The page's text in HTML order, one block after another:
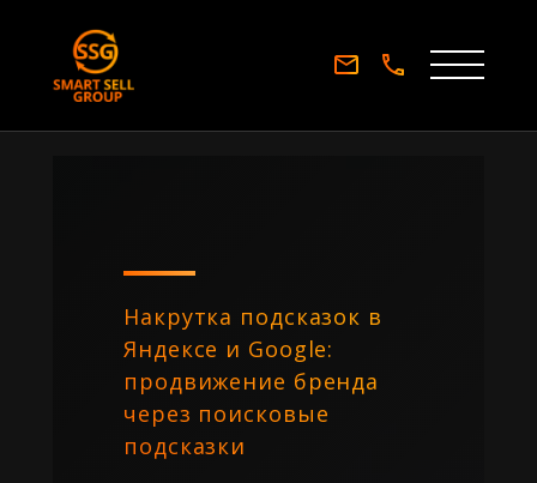
Накрутка подсказок в
Яндексе и Google:
продвижение бренда
через поисковые
подсказки